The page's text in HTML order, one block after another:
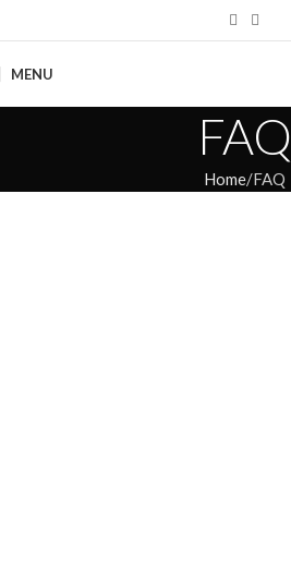
MENU
FAQ
Home FAQ